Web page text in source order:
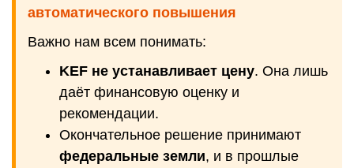
автоматического повышения
Важно нам всем понимать:
KEF не устанавливает цену. Она лишь
даёт финансовую оценку и
рекомендации.
Окончательное решение принимают
федеральные земли, и в прошлые